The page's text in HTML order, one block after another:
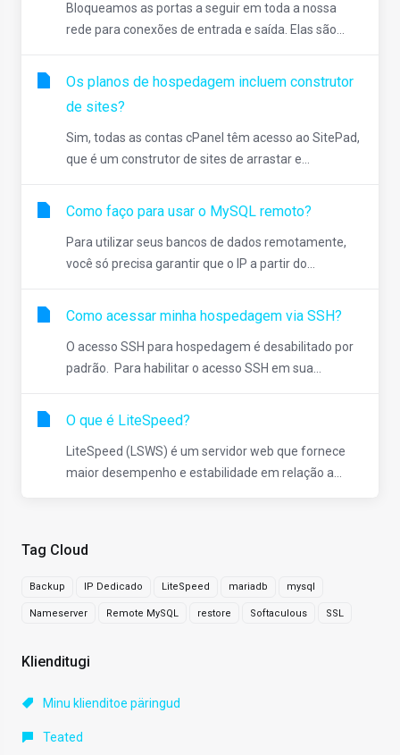
Tag Cloud
Backup IP Dedicado LiteSpeed mariadb mysql
Nameserver Remote MySQL restore Softaculous SSL
Klienditugi
Minu klienditoe päringud
Teated
Bloqueamos as portas a seguir em toda a nossa
rede para conexões de entrada e saída. Elas são...
Os planos de hospedagem incluem construtor
de sites?
Sim, todas as contas cPanel têm acesso ao SitePad,
que é um construtor de sites de arrastar e...
Como faço para usar o MySQL remoto?
Para utilizar seus bancos de dados remotamente,
você só precisa garantir que o IP a partir do...
Como acessar minha hospedagem via SSH?
O acesso SSH para hospedagem é desabilitado por
padrão. Para habilitar o acesso SSH em sua...
O que é LiteSpeed?
LiteSpeed ​​(LSWS) é um servidor web que fornece
maior desempenho e estabilidade em relação a...